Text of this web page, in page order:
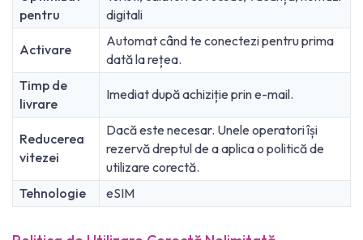
pentru
digitali
Activare
Automat când te conectezi pentru prima
dată la rețea.
Timp de
livrare
Imediat după achiziție prin e-mail.
Reducerea
vitezei
Dacă este necesar. Unele operatori își
rezervă dreptul de a aplica o politică de
utilizare corectă.
Tehnologie
eSIM